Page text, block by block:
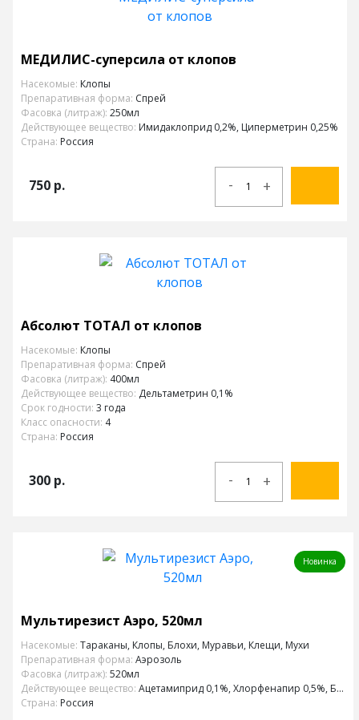
МЕДИЛИС-суперсила от клопов
Насекомые: Клопы
Препаративная форма: Спрей
Фасовка (литраж): 250мл
Действующее вещество: Имидаклоприд 0,2%, Циперметрин 0,25%
Страна: Россия
750 р. - +
Абсолют ТОТАЛ от клопов
Насекомые: Клопы
Препаративная форма: Спрей
Фасовка (литраж): 400мл
Действующее вещество: Дельтаметрин 0,1%
Срок годности: 3 года
Класс опасности: 4
Страна: Россия
300 р. - +
Новинка
Мультирезист Аэро, 520мл
Насекомые: Тараканы, Клопы, Блохи, Муравьи, Клещи, Мухи
Препаративная форма: Аэрозоль
Фасовка (литраж): 520мл
Действующее вещество: Ацетамиприд 0,1%, Хлорфенапир 0,5%, Бифентрин 0,2%
Страна: Россия